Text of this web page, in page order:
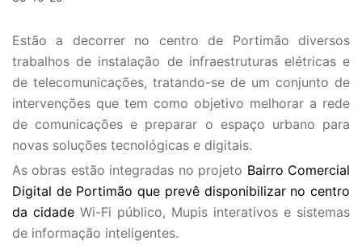
Estão a decorrer no centro de Portimão diversos
trabalhos de instalação de infraestruturas elétricas e
de telecomunicações, tratando-se de um conjunto de
intervenções que tem como objetivo melhorar a rede
de comunicações e preparar o espaço urbano para
novas soluções tecnológicas e digitais.
As obras estão integradas no projeto Bairro Comercial
Digital de Portimão que prevê disponibilizar no centro
da cidade Wi-Fi público, Mupis interativos e sistemas
de informação inteligentes.